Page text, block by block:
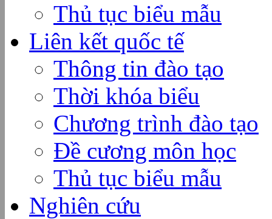
Thủ tục biểu mẫu
Liên kết quốc tế
Thông tin đào tạo
Thời khóa biểu
Chương trình đào tạo
Đề cương môn học
Thủ tục biểu mẫu
Nghiên cứu